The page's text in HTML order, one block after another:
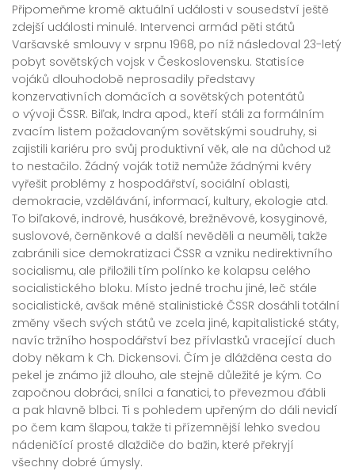
Připomeňme kromě aktuální události v sousedství ještě
zdejší události minulé. Intervenci armád pěti států
Varšavské smlouvy v srpnu 1968, po níž následoval 23-letý
pobyt sovětských vojsk v Československu. Statisíce
vojáků dlouhodobě neprosadily představy
konzervativních domácích a sovětských potentátů
o vývoji ČSSR. Biľak, Indra apod., kteří stáli za formálním
zvacím listem požadovaným sovětskými soudruhy, si
zajistili kariéru pro svůj produktivní věk, ale na důchod už
to nestačilo. Žádný voják totiž nemůže žádnými kvéry
vyřešit problémy z hospodářství, sociální oblasti,
demokracie, vzdělávání, informací, kultury, ekologie atd.
To biľakové, indrové, husákové, brežněvové, kosyginové,
suslovové, černěnkové a další nevěděli a neuměli, takže
zabránili sice demokratizaci ČSSR a vzniku nedirektivního
socialismu, ale přiložili tím polínko ke kolapsu celého
socialistického bloku. Místo jedné trochu jiné, leč stále
socialistické, avšak méně stalinistické ČSSR dosáhli totální
změny všech svých států ve zcela jiné, kapitalistické státy,
navíc tržního hospodářství bez přívlastků vracející duch
doby někam k Ch. Dickensovi. Čím je dlážděna cesta do
pekel je známo již dlouho, ale stejně důležité je kým. Co
započnou dobráci, snílci a fanatici, to převezmou ďábli
a pak hlavně blbci. Ti s pohledem upřeným do dáli nevidí
po čem kam šlapou, takže ti přízemnější lehko svedou
nádeničící prosté dlaždiče do bažin, které překryjí
všechny dobré úmysly.